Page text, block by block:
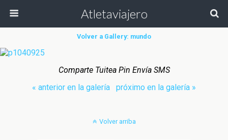
Atletaviajero
Volver a Gallery: mundo
Comparte Tuitea Pin Envía SMS
« anterior en la galería
próximo en la galería »
Volver arriba